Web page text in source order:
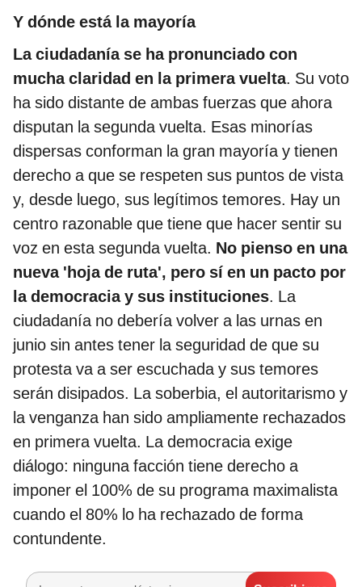
Y dónde está la mayoría
La ciudadanía se ha pronunciado con
mucha claridad en la primera vuelta. Su voto
ha sido distante de ambas fuerzas que ahora
disputan la segunda vuelta. Esas minorías
dispersas conforman la gran mayoría y tienen
derecho a que se respeten sus puntos de vista
y, desde luego, sus legítimos temores. Hay un
centro razonable que tiene que hacer sentir su
voz en esta segunda vuelta. No pienso en una
nueva 'hoja de ruta', pero sí en un pacto por
la democracia y sus instituciones. La
ciudadanía no debería volver a las urnas en
junio sin antes tener la seguridad de que su
protesta va a ser escuchada y sus temores
serán disipados. La soberbia, el autoritarismo y
la venganza han sido ampliamente rechazados
en primera vuelta. La democracia exige
diálogo: ninguna facción tiene derecho a
imponer el 100% de su programa maximalista
cuando el 80% lo ha rechazado de forma
contundente.